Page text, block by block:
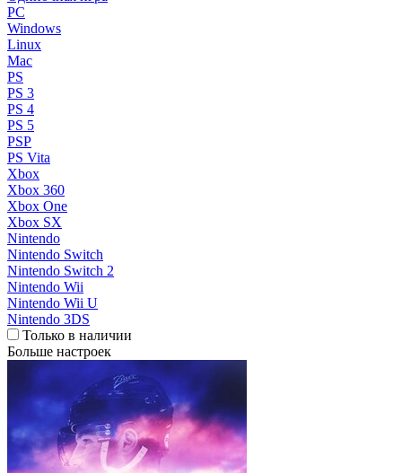
PC
Windows
Linux
Mac
PS
PS 3
PS 4
PS 5
PSP
PS Vita
Xbox
Xbox 360
Xbox One
Xbox SX
Nintendo
Nintendo Switch
Nintendo Switch 2
Nintendo Wii
Nintendo Wii U
Nintendo 3DS
Только в наличии
Больше настроек